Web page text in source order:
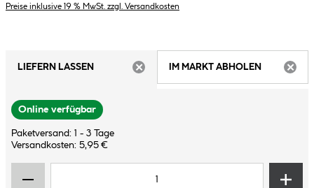
Preise inklusive 19 % MwSt. zzgl. Versandkosten
LIEFERN LASSEN
IM MARKT ABHOLEN
Online verfügbar
Paketversand: 1 - 3 Tage
Versandkosten: 5,95 €